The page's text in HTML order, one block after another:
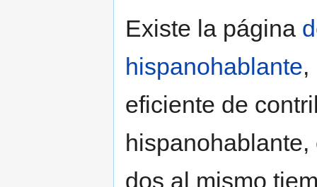
Existe la página
hispanohablante,
eficiente de
dos al mismo